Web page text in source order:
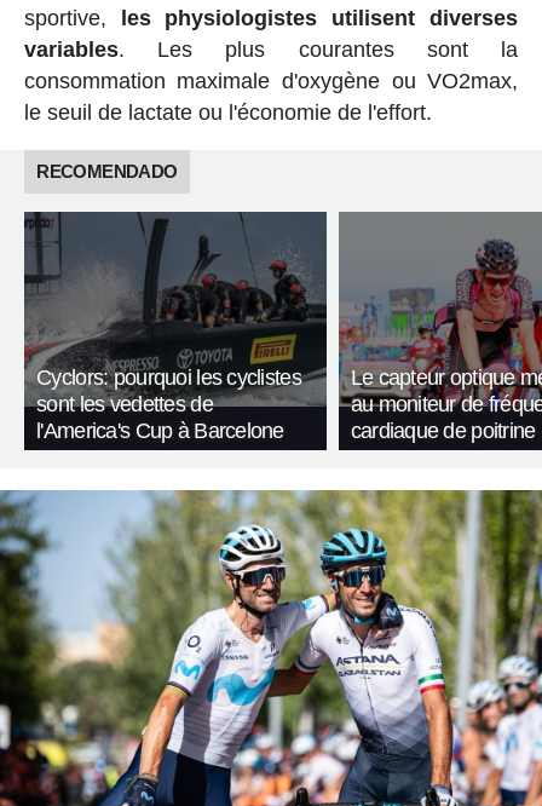
sportive, les physiologistes utilisent diverses
variables. Les plus courantes sont la
consommation maximale d'oxygène ou VO2max,
le seuil de lactate ou l'économie de l'effort.
RECOMENDADO
Cyclors: pourquoi les cyclistes
sont les vedettes de
l'America's Cup à Barcelone
Le capteur optique
au moniteur de
cardiaque de poitrine